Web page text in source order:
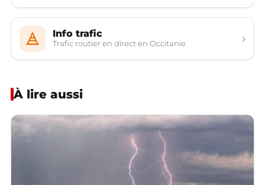
Info trafic
Trafic routier en direct en Occitanie ›
À lire aussi